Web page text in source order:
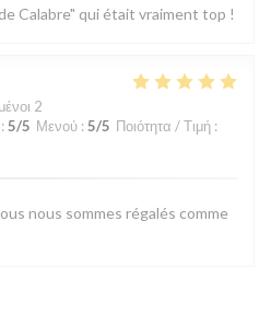
Calabre" qui était vraiment top !
2
: 5/5 Μενού : 5/5 Ποιότητα / Τιμή :
nous sommes régalés comme